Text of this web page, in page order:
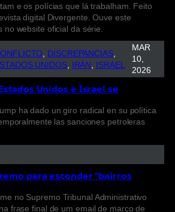
e os polícias que lá trabalham. Feito
digital Divergente. Ouve este
website oficial da série.
DISCREPANCIAS
UNIDOS, IRÁN ISRAEL
MAR
10,
2026
Unidos e Israel se
ha dado un giro radical en su política
las sanciones petroleras
para esconder “bairros
no Supremo Tribunal Administrativo
frase final de um email de março de